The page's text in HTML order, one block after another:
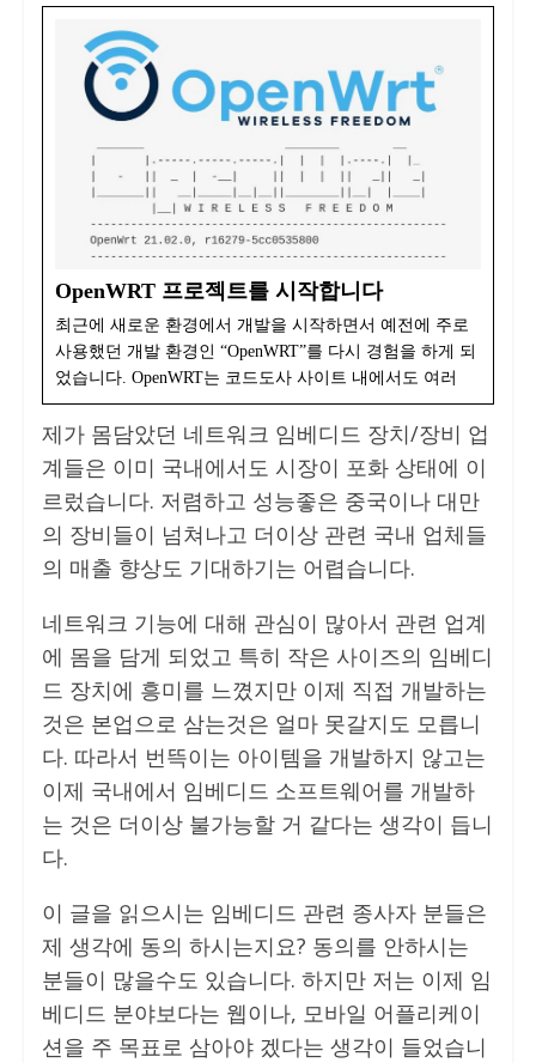
OpenWRT 프로젝트를 시작합니다
최근에 새로운 환경에서 개발을 시작하면서 예전에 주로
사용했던 개발 환경인 “OpenWRT”를 다시 경험을 하게 되
었습니다. OpenWRT는 코드도사 사이트 내에서도 여러
제가 몸담았던 네트워크 임베디드 장치/장비 업
계들은 이미 국내에서도 시장이 포화 상태에 이
르렀습니다. 저렴하고 성능좋은 중국이나 대만
의 장비들이 넘쳐나고 더이상 관련 국내 업체들
의 매출 향상도 기대하기는 어렵습니다.
네트워크 기능에 대해 관심이 많아서 관련 업계
에 몸을 담게 되었고 특히 작은 사이즈의 임베디
드 장치에 흥미를 느꼈지만 이제 직접 개발하는
것은 본업으로 삼는것은 얼마 못갈지도 모릅니
다. 따라서 번뜩이는 아이템을 개발하지 않고는
이제 국내에서 임베디드 소프트웨어를 개발하
는 것은 더이상 불가능할 거 같다는 생각이 듭니
다.
이 글을 읽으시는 임베디드 관련 종사자 분들은
제 생각에 동의 하시는지요? 동의를 안하시는
분들이 많을수도 있습니다. 하지만 저는 이제 임
베디드 분야보다는 웹이나, 모바일 어플리케이
션을 주 목표로 삼아야 겠다는 생각이 들었습니